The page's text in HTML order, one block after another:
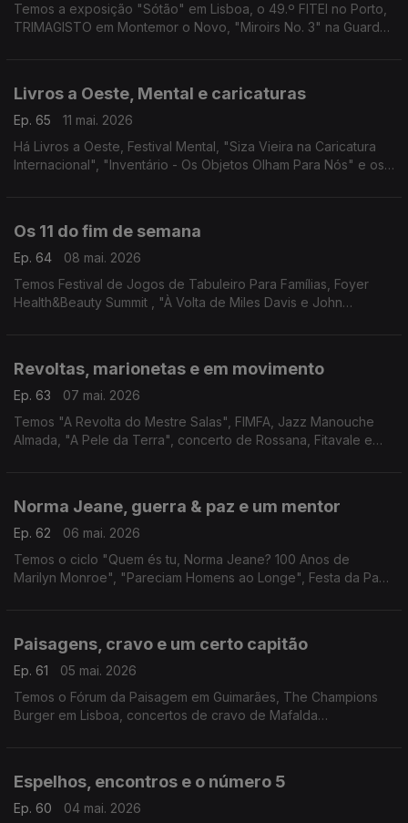
Temos a exposição "Sótão" em Lisboa, o 49.º FITEI no Porto,
TRIMAGISTO em Montemor o Novo, "Miroirs No. 3" na Guarda,
Livros a Oeste, Mental e caricaturas
Ep. 65
11 mai. 2026
Há Livros a Oeste, Festival Mental, "Siza Vieira na Caricatura
Internacional", "Inventário - Os Objetos Olham Para Nós" e os
Os 11 do fim de semana
Ep. 64
08 mai. 2026
Temos Festival de Jogos de Tabuleiro Para Famílias, Foyer
Health&Beauty Summit , "À Volta de Miles Davis e John
Revoltas, marionetas e em movimento
Ep. 63
07 mai. 2026
Temos "A Revolta do Mestre Salas", FIMFA, Jazz Manouche
Almada, "A Pele da Terra", concerto de Rossana, Fitavale e
Norma Jeane, guerra & paz e um mentor
Ep. 62
06 mai. 2026
Temos o ciclo "Quem és tu, Norma Jeane? 100 Anos de
Marilyn Monroe", "Pareciam Homens ao Longe", Festa da Paz
Paisagens, cravo e um certo capitão
Ep. 61
05 mai. 2026
Temos o Fórum da Paisagem em Guimarães, The Champions
Burger em Lisboa, concertos de cravo de Mafalda
Espelhos, encontros e o número 5
Ep. 60 04 mai. 2026